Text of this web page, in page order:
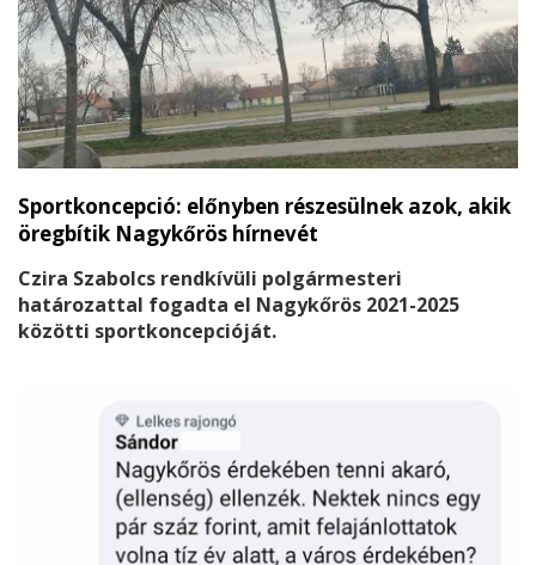
saját politikai oldalán álló országgyűlési képviselőkkel
szemben is.
Sportkoncepció: előnyben részesülnek azok, akik
öregbítik Nagykőrös hírnevét
Czira Szabolcs rendkívüli polgármesteri
határozattal fogadta el Nagykőrös 2021-2025
közötti sportkoncepcióját.
kisgyermekektől a diáksport-, a szabadidős és
versenysportot biztosító egyesületeken át, egészen a
szenior korosztályig.